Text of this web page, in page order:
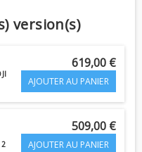
version(s)
619,00 €
AJOUTER AU PANIER
509,00 €
AJOUTER AU PANIER